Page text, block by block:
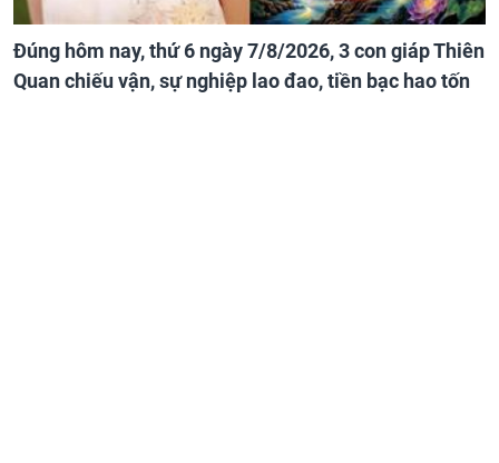
Đúng hôm nay, thứ 6 ngày 7/8/2026, 3 con giáp Thiên
Quan chiếu vận, sự nghiệp lao đao, tiền bạc hao tốn